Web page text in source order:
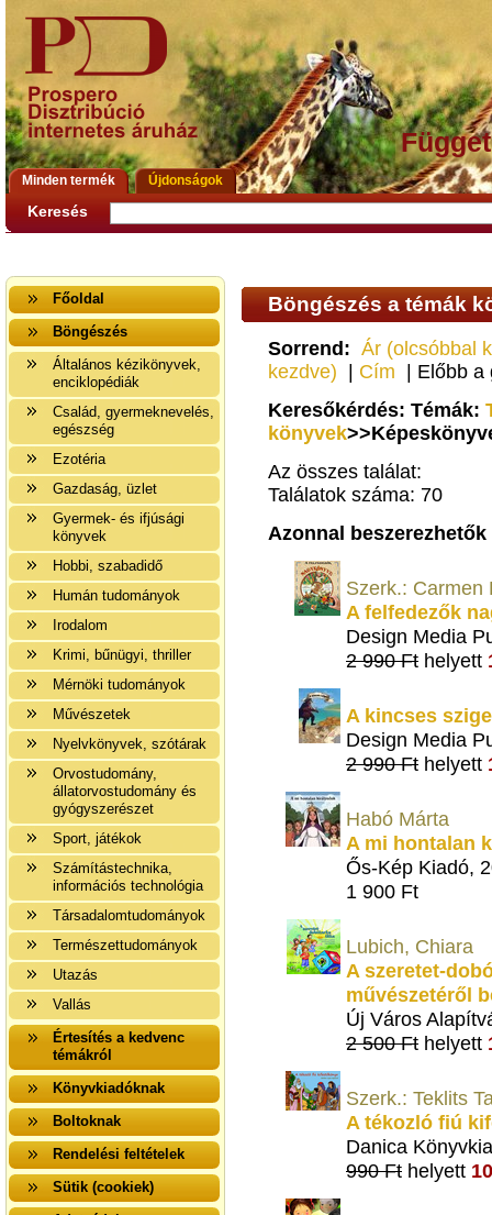
Minden termék Újdonságok
Keresés
Főoldal
Böngészés
Általános kézikönyvek,
enciklopédiák
Család, gyermeknevelés,
egészség
Ezotéria
Gazdaság, üzlet
Gyermek- és ifjúsági
könyvek
Hobbi, szabadidő
Humán tudományok
Irodalom
Krimi, bűnügyi, thriller
Mérnöki tudományok
Művészetek
Nyelvkönyvek, szótárak
Orvostudomány,
állatorvostudomány és
gyógyszerészet
Sport, játékok
Számítástechnika,
információs technológia
Társadalomtudományok
Természettudományok
Utazás
Vallás
Értesítés a kedvenc
témákról
Könyvkiadóknak
Boltoknak
Rendelési feltételek
Sütik (cookiek)
Böngészés a témák
Sorrend: Ár (olcsóbbal
kezdve)
Cím | Előbb
Keresőkérdés: Témák:
könyvek
Az összes találat:
Találatok száma: 70
Azonnal beszerezhetők
Szerk.: Carmen
A felfedezők
Design Media
2 990 Ft helyett
A kincses
Design Media
2 990 Ft helyett
Habó Márta
A mi hontalan
Ős-Kép Kiadó,
1 900 Ft
Lubich, Chiara
A szeretet-
művészetéről
Új Város
2 500 Ft helyett
Szerk.: Teklits
A tékozló fiú
Danica
990 Ft helyett